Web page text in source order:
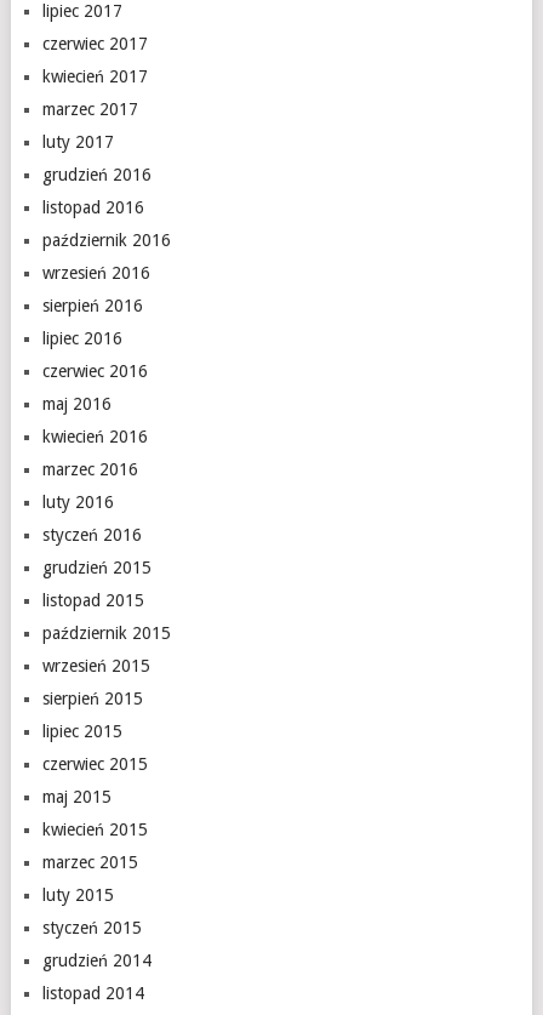
lipiec 2017
czerwiec 2017
kwiecień 2017
marzec 2017
luty 2017
grudzień 2016
listopad 2016
październik 2016
wrzesień 2016
sierpień 2016
lipiec 2016
czerwiec 2016
maj 2016
kwiecień 2016
marzec 2016
luty 2016
styczeń 2016
grudzień 2015
listopad 2015
październik 2015
wrzesień 2015
sierpień 2015
lipiec 2015
czerwiec 2015
maj 2015
kwiecień 2015
marzec 2015
luty 2015
styczeń 2015
grudzień 2014
listopad 2014